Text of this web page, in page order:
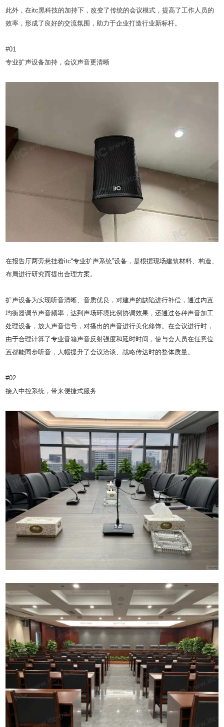
此外，在itc黑科技的加持下，改变了传统的会议模式，提高了工作人员的
效率，形成了良好的交流氛围，助力于企业打造行业新标杆。
#01
专业扩声设备加持，会议声音更清晰
在报告厅两旁悬挂着itc“专业扩声系统”设备，是根据现场建筑材料、构造、
布局进行研究而提出合理方案。
扩声设备为实现听音清晰、音质优良，对建声的缺陷进行补偿，通过内置
均衡器调节声音频率，达到声场环境比例协调效果，还通过各种声音加工
处理设备，放大声音信号，对播出的声音进行美化修饰。在会议进行时，
由于合理计算了专业音箱声音反射强度和延时时间，使与会人员在任意位
置都能同步听音，大幅提升了会议洽谈、战略传达时的整体质量。
#02
接入中控系统，带来便捷式服务